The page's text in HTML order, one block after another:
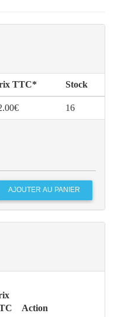
TTC* Stock
16
Action